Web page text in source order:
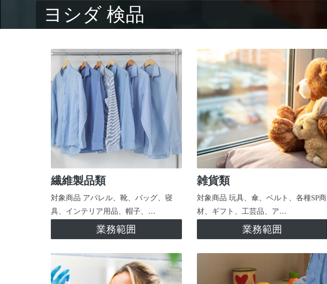
ヨシダ 検品
繊維製品類
対象商品 アパレル、靴、バッグ、寝
具、インテリア用品、帽子、…
業務範囲
雑貨類
対象商品 玩具、傘、ベルト、各種SP商
材、ギフト、工芸品、ア…
業務範囲